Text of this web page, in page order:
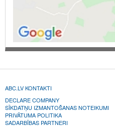
ABC.LV KONTAKTI
DECLARE COMPANY
SĪKDATŅU IZMANTOŠANAS NOTEIKUMI
PRIVĀTUMA POLITIKA
SADARBĪBAS PARTNERI